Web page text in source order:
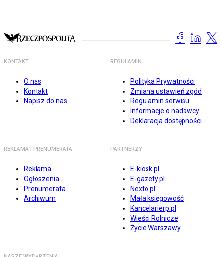
KONTAKT
O nas
Kontakt
Napisz do nas
REGULAMIN
Polityka Prywatności
Zmiana ustawień zgód
Regulamin serwisu
Informacje o nadawcy
Deklaracja dostępności
REKLAMA I PRENUMERATA
Reklama
Ogłoszenia
Prenumerata
Archiwum
PARTNERZY
E-kiosk.pl
E-gazety.pl
Nexto.pl
Mała księgowość
Kancelarierp.pl
Wieści Rolnicze
Życie Warszawy